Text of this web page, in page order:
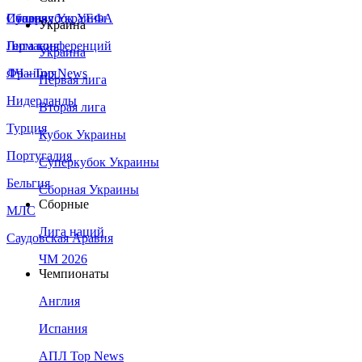
Сборная Украины
Италия
Германия
Франция
Нидерланды
Турция
Португалия
Бельгия
МЛС
Саудовская Аравия
Суперкубок УЕФА
Лига конференций
ЛЧ - Top News
Украина
Украина
Первая лига
Вторая лига
Кубок Украины
Суперкубок Украины
Сборная Украины
Сборные
Лига наций
ЧМ 2026
Чемпионаты
Англия
Испания
АПЛ Top News